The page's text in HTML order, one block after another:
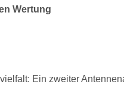
Wertung
Ein zweiter